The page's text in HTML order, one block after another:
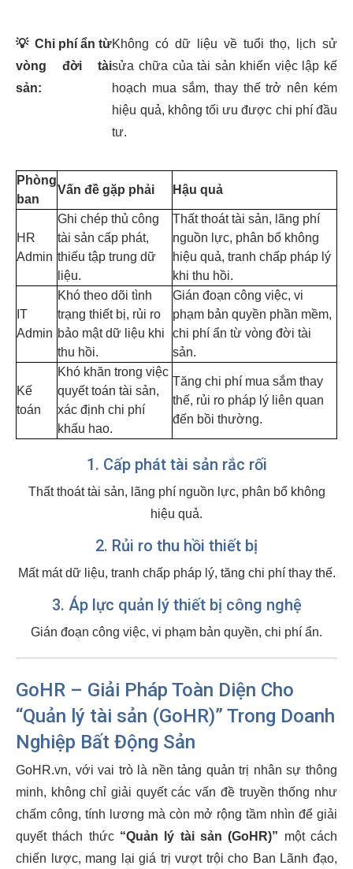
💡 Chi phí ẩn từ
vòng đời tài
sản:
Không có dữ liệu về tuổi thọ, lịch sử
sửa chữa của tài sản khiến việc lập kế
hoạch mua sắm, thay thế trở nên kém
hiệu quả, không tối ưu được chi phí đầu
tư.
Phòng
ban
Vấn đề gặp phải Hậu quả
HR
Admin
Ghi chép thủ công
tài sản cấp phát,
thiếu tập trung dữ
liệu.
Thất thoát tài sản, lãng phí
nguồn lực, phân bổ không
hiệu quả, tranh chấp pháp lý
khi thu hồi.
IT
Admin
Khó theo dõi tình
trạng thiết bị, rủi ro
bảo mật dữ liệu khi
thu hồi.
Gián đoạn công việc, vi
phạm bản quyền phần mềm,
chi phí ẩn từ vòng đời tài
sản.
Kế
toán
Khó khăn trong việc
quyết toán tài sản,
xác định chi phí
khấu hao.
Tăng chi phí mua sắm thay
thế, rủi ro pháp lý liên quan
đến bồi thường.
1. Cấp phát tài sản rắc rối
Thất thoát tài sản, lãng phí nguồn lực, phân bổ không
hiệu quả.
2. Rủi ro thu hồi thiết bị
Mất mát dữ liệu, tranh chấp pháp lý, tăng chi phí thay thế.
3. Áp lực quản lý thiết bị công nghệ
Gián đoạn công việc, vi phạm bản quyền, chi phí ẩn.
GoHR – Giải Pháp Toàn Diện Cho
“Quản lý tài sản (GoHR)” Trong Doanh
Nghiệp Bất Động Sản
GoHR.vn, với vai trò là nền tảng quản trị nhân sự thông
minh, không chỉ giải quyết các vấn đề truyền thống như
chấm công, tính lương mà còn mở rộng tầm nhìn để giải
quyết thách thức “Quản lý tài sản (GoHR)” một cách
chiến lược, mang lại giá trị vượt trội cho Ban Lãnh đạo,